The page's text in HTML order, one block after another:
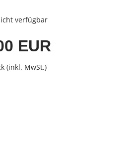
verfügbar
EUR
(inkl. MwSt.)